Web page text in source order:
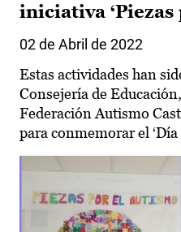
iniciativa ‘Piezas
02 de Abril de 2022
Estas actividades han
Consejería de
Federación Autismo
para conmemorar el